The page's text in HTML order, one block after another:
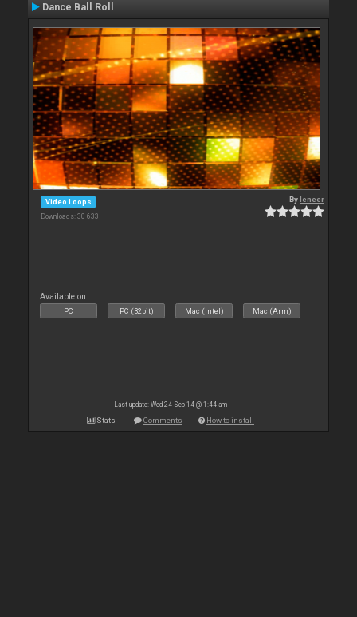
Dance Ball Roll
Video Loops
Downloads: 30 633
Byleneer
Available on :
PC PC (32bit) Mac (Intel) Mac (Arm)
Last update: Wed 24 Sep 14 @ 1:44 am
Stats Comments How to install